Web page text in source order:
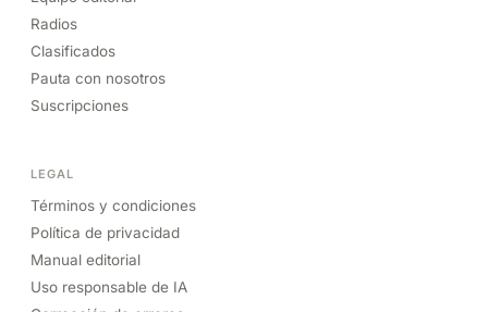
Radios
Clasificados
Pauta con nosotros
Suscripciones
LEGAL
Términos y condiciones
Política de privacidad
Manual editorial
Uso responsable de IA